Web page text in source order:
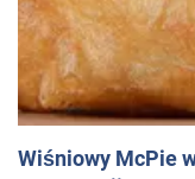
Wiśniowy McPie